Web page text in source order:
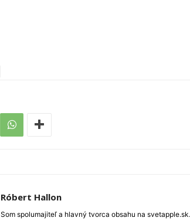
Róbert Hallon
Som spolumajiteľ a hlavný tvorca obsahu na